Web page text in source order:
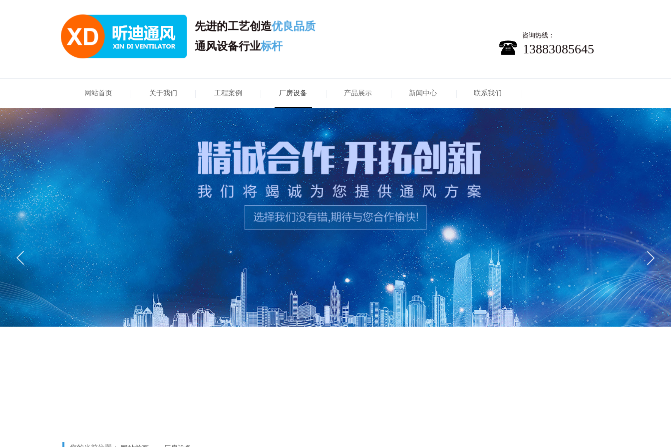
先进的工艺创造优良品质
咨询热线：
通风设备行业标杆 13883085645
网站首页 关于我们 工程案例 厂房设备 产品展示 新闻中心 联系我们